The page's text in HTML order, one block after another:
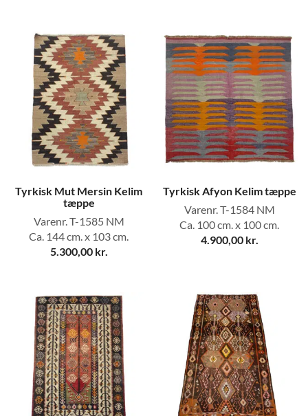
Tyrkisk Mut Mersin Kelim
tæppe
Varenr. T-1585 NM
Ca. 144 cm. x 103 cm.
5.300,00 kr.
Tyrkisk Afyon Kelim tæppe
Varenr. T-1584 NM
Ca. 100 cm. x 100 cm.
4.900,00 kr.